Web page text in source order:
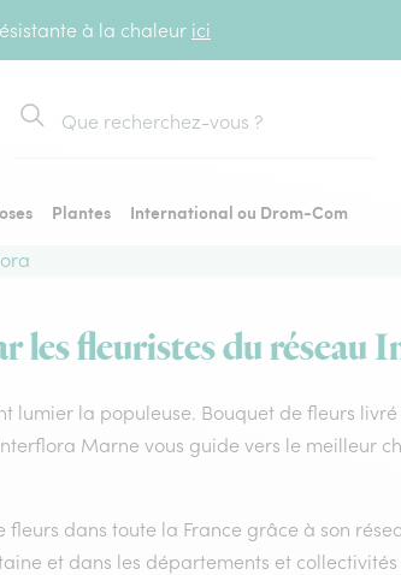
à la chaleur ici
Rechercher
Plantes
International ou Drom-Com
les fleuristes du réseau
lumier la populeuse. Bouquet de fleurs
Marne vous guide vers le meilleur
dans toute la France grâce à son
et dans les départements et collectivités